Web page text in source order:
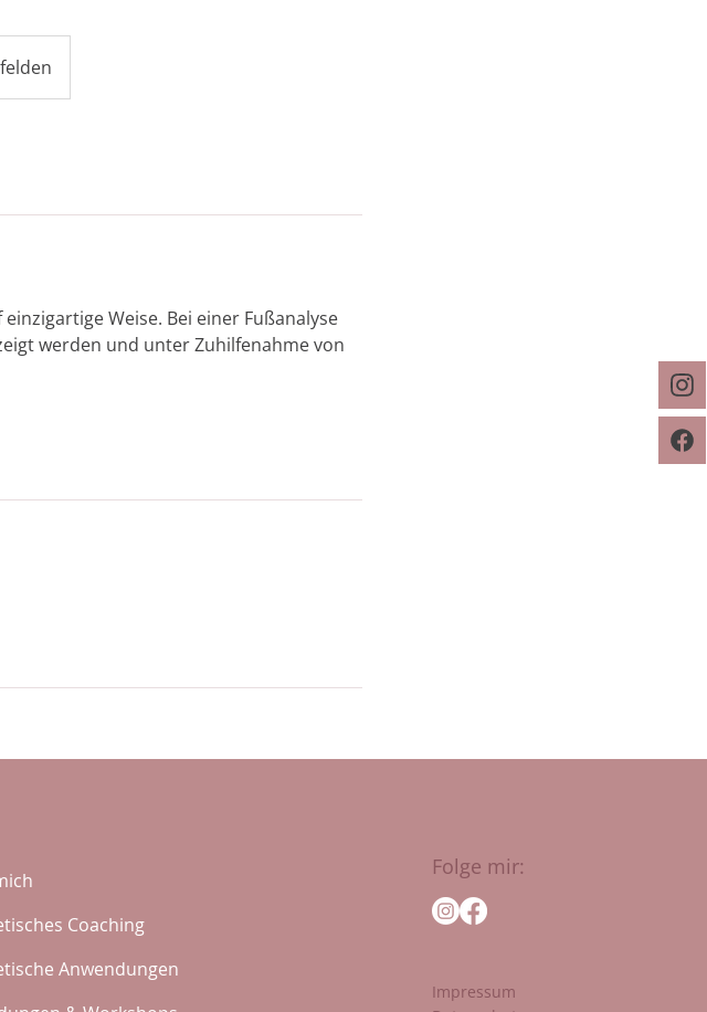
Weise. Bei einer Fußanalyse
werden und unter Zuhilfenahme von
Coaching
Anwendungen
Folge mir:
Impressum